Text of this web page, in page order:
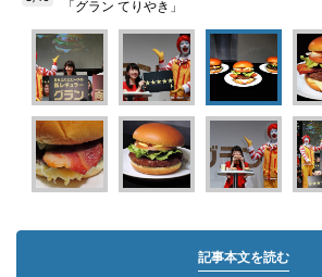
「グラン てりやき」
記事本文を読む